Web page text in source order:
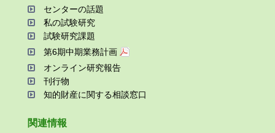
センターの話題
私の試験研究
試験研究課題
第6期中期業務計画
オンライン研究報告
刊⾏物
知的財産に関する相談窓⼝
関連情報